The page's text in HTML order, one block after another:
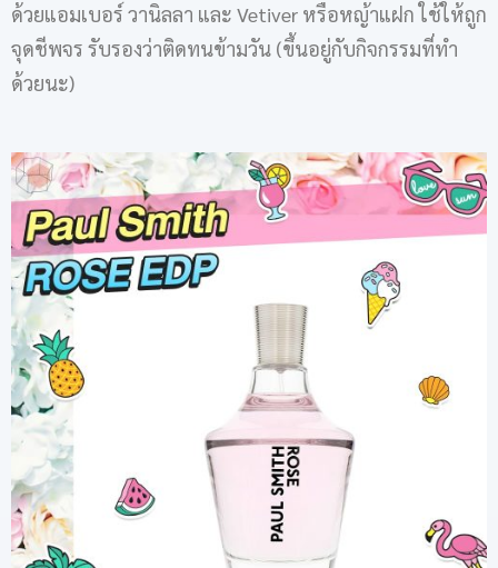
ด้วยแอมเบอร์ วานิลลา และ Vetiver หรือหญ้าแฝก ใช้ให้ถูก
จุดชีพจร รับรองว่าติดทนข้ามวัน (ขึ้นอยู่กับกิจกรรมที่ทำ
ด้วยนะ)